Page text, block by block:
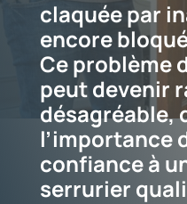
claquée par
encore
Ce problème
peut devenir
désagréable,
l’importance
confiance à
serrurier